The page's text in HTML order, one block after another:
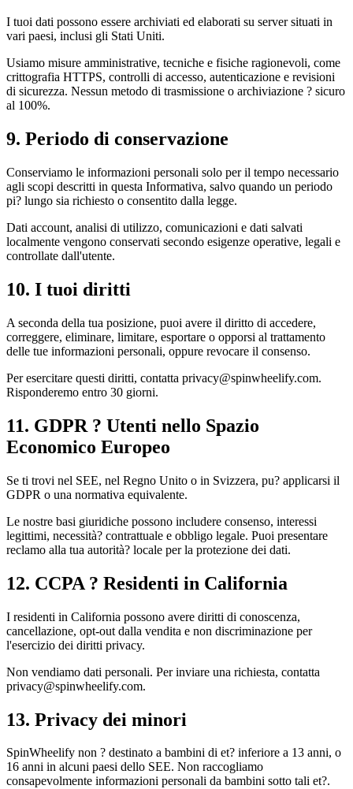
I tuoi dati possono essere archiviati ed elaborati su server situati in
vari paesi, inclusi gli Stati Uniti.
Usiamo misure amministrative, tecniche e fisiche ragionevoli, come
crittografia HTTPS, controlli di accesso, autenticazione e revisioni
di sicurezza. Nessun metodo di trasmissione o archiviazione ? sicuro
al 100%.
9. Periodo di conservazione
Conserviamo le informazioni personali solo per il tempo necessario
agli scopi descritti in questa Informativa, salvo quando un periodo
pi? lungo sia richiesto o consentito dalla legge.
Dati account, analisi di utilizzo, comunicazioni e dati salvati
localmente vengono conservati secondo esigenze operative, legali e
controllate dall'utente.
10. I tuoi diritti
A seconda della tua posizione, puoi avere il diritto di accedere,
correggere, eliminare, limitare, esportare o opporsi al trattamento
delle tue informazioni personali, oppure revocare il consenso.
Per esercitare questi diritti, contatta privacy@spinwheelify.com.
Risponderemo entro 30 giorni.
11. GDPR ? Utenti nello Spazio
Economico Europeo
Se ti trovi nel SEE, nel Regno Unito o in Svizzera, pu? applicarsi il
GDPR o una normativa equivalente.
Le nostre basi giuridiche possono includere consenso, interessi
legittimi, necessità? contrattuale e obbligo legale. Puoi presentare
reclamo alla tua autorità? locale per la protezione dei dati.
12. CCPA ? Residenti in California
I residenti in California possono avere diritti di conoscenza,
cancellazione, opt-out dalla vendita e non discriminazione per
l'esercizio dei diritti privacy.
Non vendiamo dati personali. Per inviare una richiesta, contatta
privacy@spinwheelify.com.
13. Privacy dei minori
SpinWheelify non ? destinato a bambini di et? inferiore a 13 anni, o
16 anni in alcuni paesi dello SEE. Non raccogliamo
consapevolmente informazioni personali da bambini sotto tali et?.